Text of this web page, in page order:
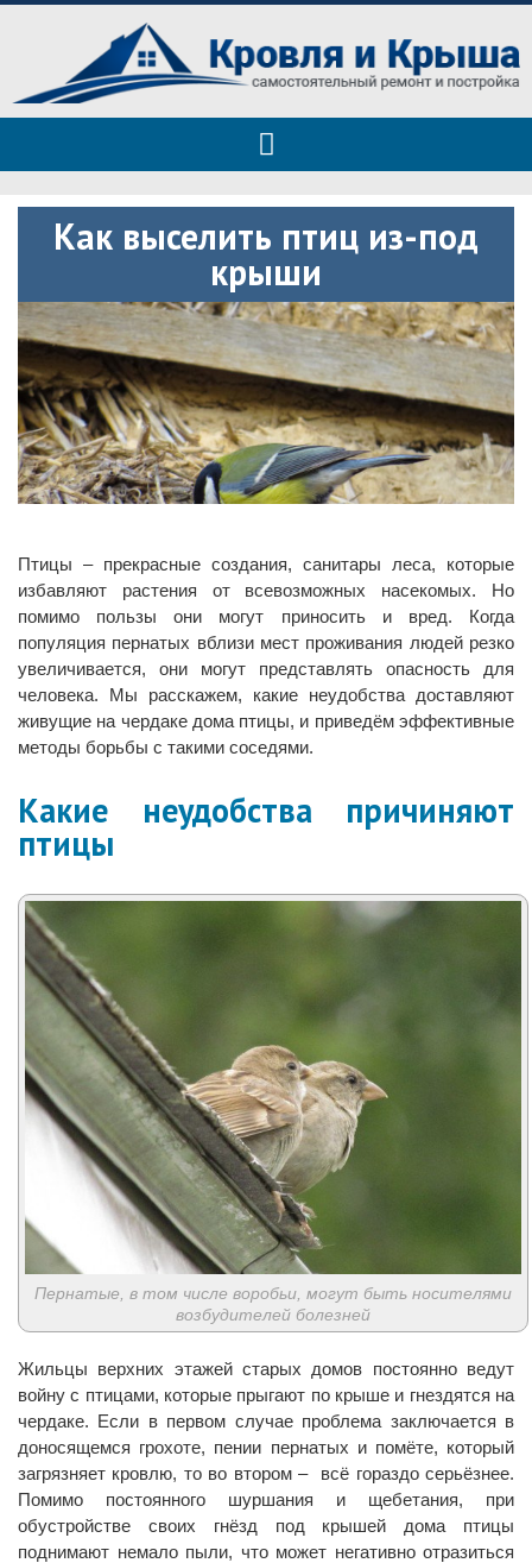
Roof tops — только полезные
советы
Полезные советы при строительстве дома и ремонте
Как выселить птиц из-под
крыши
Птицы – прекрасные создания, санитары леса, которые
избавляют растения от всевозможных насекомых. Но
помимо пользы они могут приносить и вред. Когда
популяция пернатых вблизи мест проживания людей резко
увеличивается, они могут представлять опасность для
человека. Мы расскажем, какие неудобства доставляют
живущие на чердаке дома птицы, и приведём эффективные
методы борьбы с такими соседями.
Какие неудобства причиняют
птицы
Пернатые, в том числе воробьи, могут быть носителями
возбудителей болезней
Жильцы верхних этажей старых домов постоянно ведут
войну с птицами, которые прыгают по крыше и гнездятся на
чердаке. Если в первом случае проблема заключается в
доносящемся грохоте, пении пернатых и помёте, который
загрязняет кровлю, то во втором – всё гораздо серьёзнее.
Помимо постоянного шуршания и щебетания, при
обустройстве своих гнёзд под крышей дома птицы
поднимают немало пыли, что может негативно отразиться